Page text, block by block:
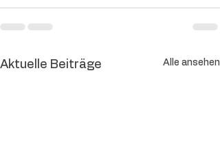
Aktuelle Beiträge Alle ansehen